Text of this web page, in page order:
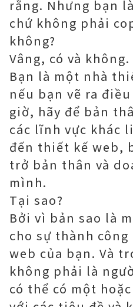
rằng. Nhưng bạn
chứ không phải
không?
Vâng, có và không.
Bạn là một nhà
nếu bạn vẽ ra
giờ, hãy để bản
các lĩnh vực khác
đến thiết kế web,
trở bản thân và
mình.
Tại sao?
Bởi vì bản sao là
cho sự thành
web của bạn. Và
không phải là
có thể có một